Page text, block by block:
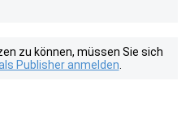
zu können, müssen Sie sich
Publisher anmelden